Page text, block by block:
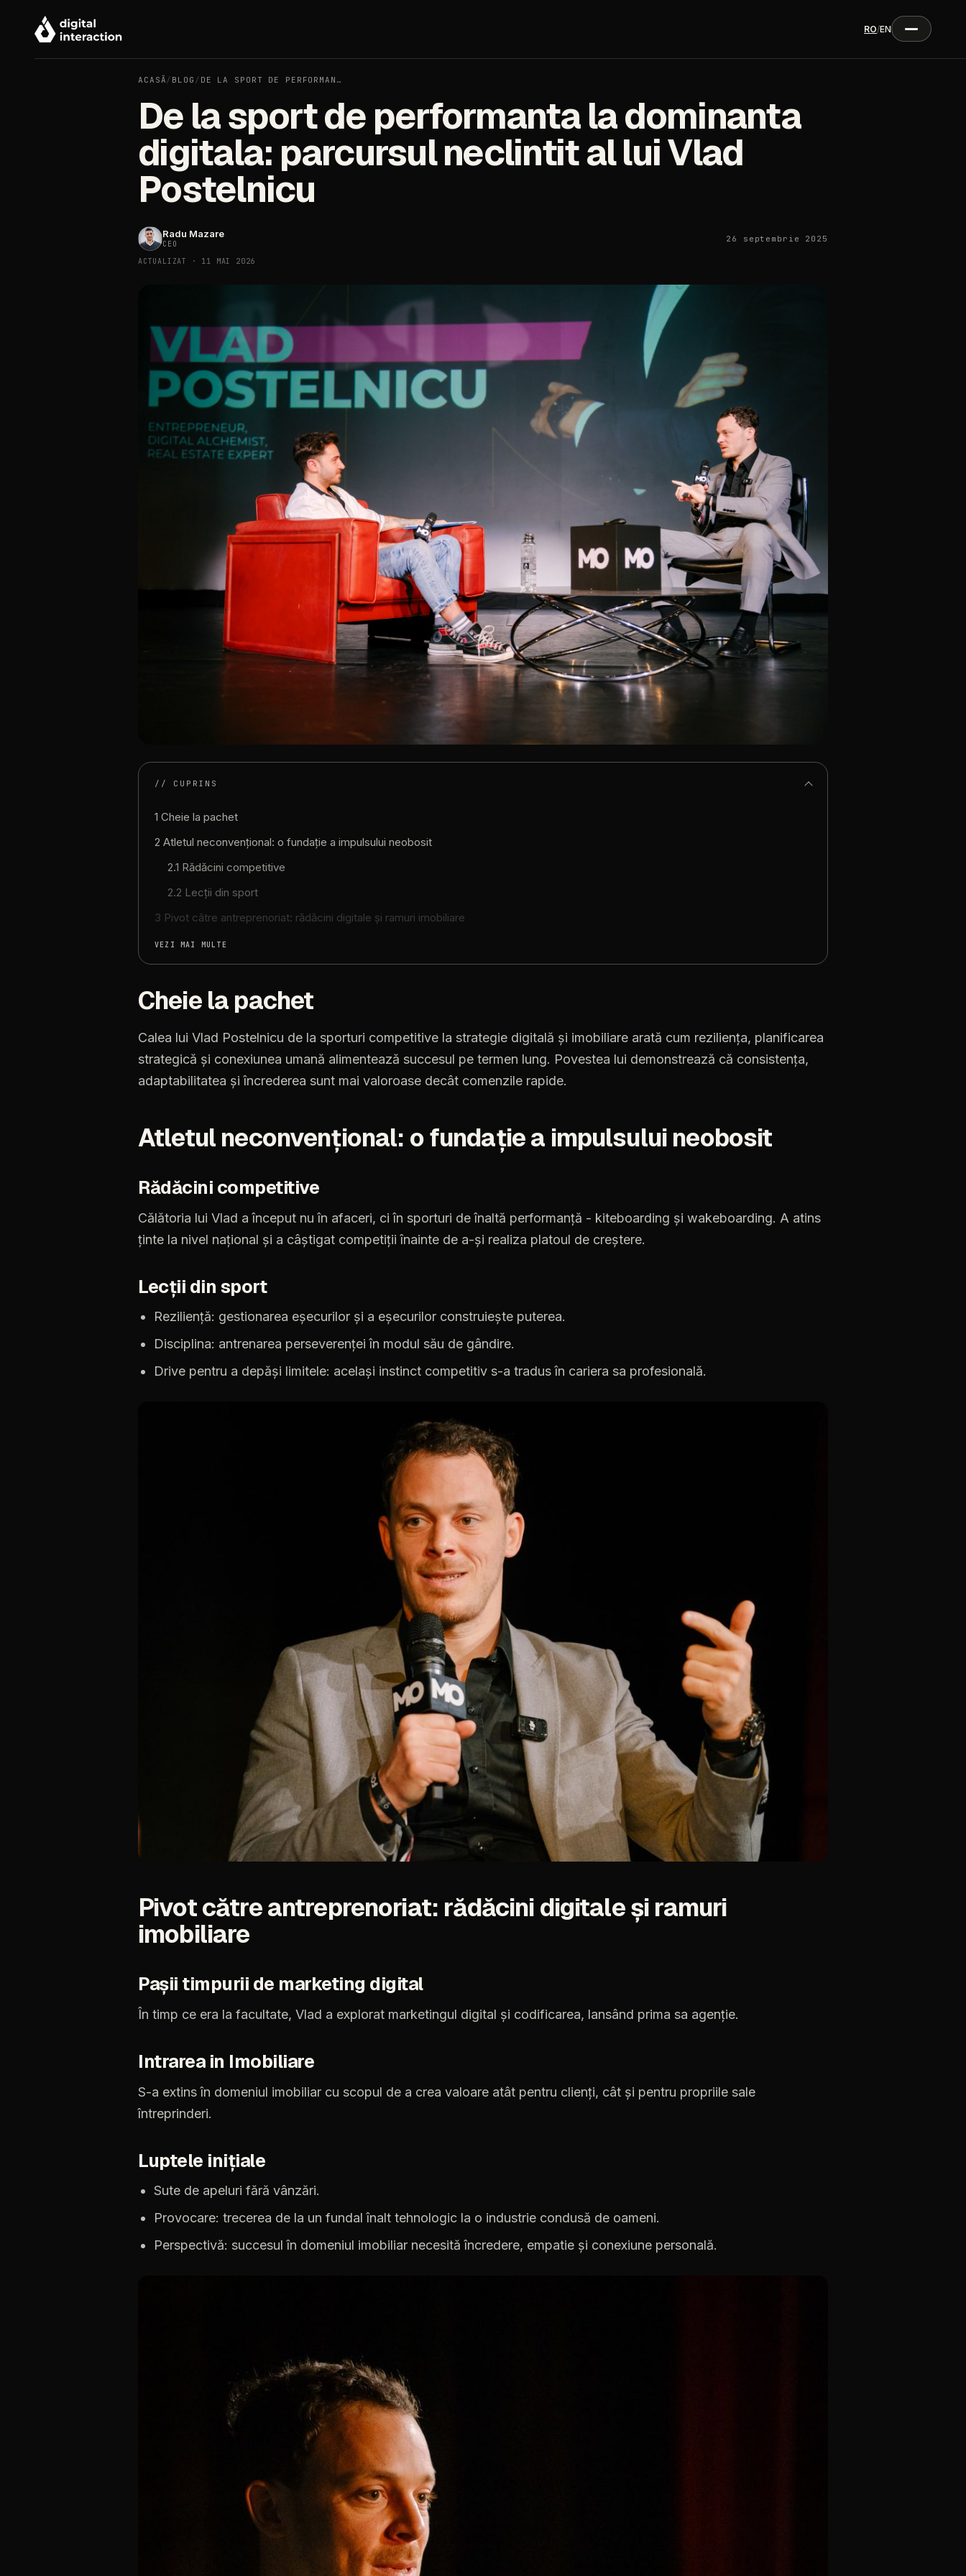
RO/EN
ACASĂ / BLOG / DE LA SPORT DE PERFORMAN…
De la sport de performanta la dominanta
digitala: parcursul neclintit al lui Vlad
Postelnicu
Radu Mazare
CEO
26 septembrie 2025
ACTUALIZAT · 11 MAI 2026
// CUPRINS
1 Cheie la pachet
2 Atletul neconvențional: o fundație a impulsului neobosit
2.1 Rădăcini competitive
2.2 Lecții din sport
3 Pivot către antreprenoriat: rădăcini digitale și ramuri imobiliare
VEZI MAI MULTE
Cheie la pachet
Calea lui Vlad Postelnicu de la sporturi competitive la strategie digitală și imobiliare arată cum reziliența, planificarea
strategică și conexiunea umană alimentează succesul pe termen lung. Povestea lui demonstrează că consistența,
adaptabilitatea și încrederea sunt mai valoroase decât comenzile rapide.
Atletul neconvențional: o fundație a impulsului neobosit
Rădăcini competitive
Călătoria lui Vlad a început nu în afaceri, ci în sporturi de înaltă performanță - kiteboarding și wakeboarding. A atins
ținte la nivel național și a câștigat competiții înainte de a-și realiza platoul de creștere.
Lecții din sport
Reziliență: gestionarea eșecurilor și a eșecurilor construiește puterea.
Disciplina: antrenarea perseverenței în modul său de gândire.
Drive pentru a depăși limitele: același instinct competitiv s-a tradus în cariera sa profesională.
Pivotcătreantreprenoriat: rădăcini digitaleși ramuri
imobiliare
Pașii timpurii de marketing digital
În timp ce era la facultate, Vlad a explorat marketingul digital și codificarea, lansând prima sa agenție.
Intrarea in Imobiliare
S-a extins în domeniul imobiliar cu scopul de a crea valoare atât pentru clienți, cât și pentru propriile sale
întreprinderi.
Luptele inițiale
Sute de apeluri fără vânzări.
Provocare: trecerea de la un fundal înalt tehnologic la o industrie condusă de oameni.
Perspectivă: succesul în domeniul imobiliar necesită încredere, empatie și conexiune personală.